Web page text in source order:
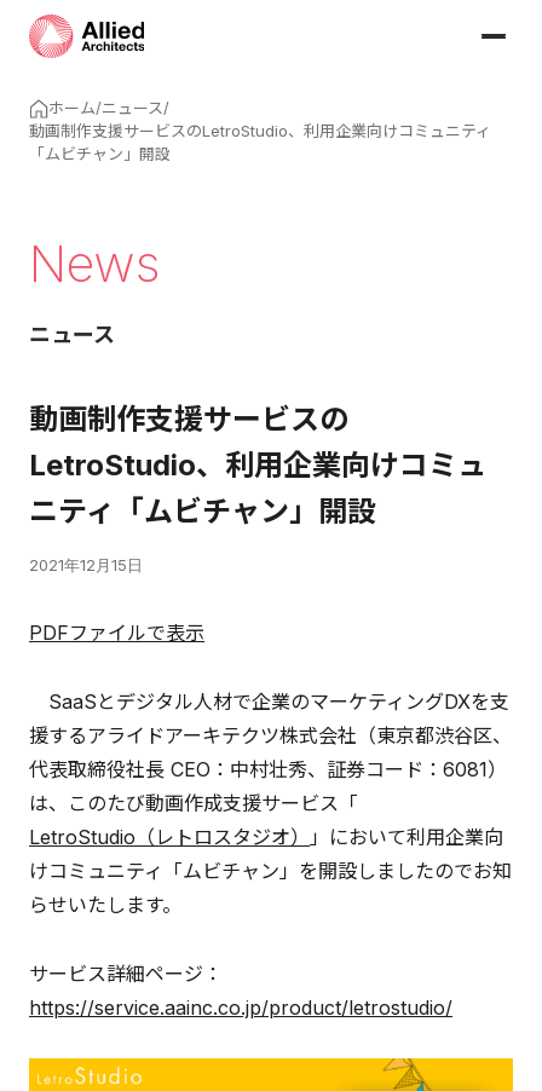
ホーム/ニュース/
動画制作支援サービスのLetroStudio、利用企業向けコミュニティ
「ムビチャン」開設
News
ニュース
動画制作支援サービスの
LetroStudio、利用企業向けコミュ
ニティ「ムビチャン」開設
2021年12月15日
PDFファイルで表示
SaaSとデジタル人材で企業のマーケティングDXを支
援するアライドアーキテクツ株式会社（東京都渋谷区、
代表取締役社長 CEO：中村壮秀、証券コード：6081）
は、このたび動画作成支援サービス「
LetroStudio（レトロスタジオ）
」において利用企業向
けコミュニティ「ムビチャン」を開設しましたのでお知
らせいたします。
サービス詳細ページ：
https://service.aainc.co.jp/product/letrostudio/